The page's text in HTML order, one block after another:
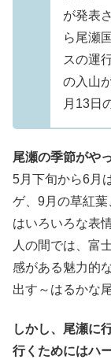
が発表
ら尾瀬
スの運
の入山
月13日
尾瀬の季節がや
5月下旬から6月
ゲ、9月の草紅
はいろいろな表
人の間では、富
感がある魅力的
出す～はるかな
しかし、尾瀬に
行くためにはハ